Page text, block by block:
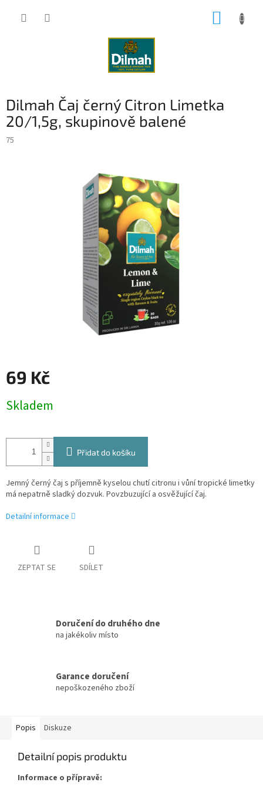
Dilmah Čaj černý Citron Limetka
20/1,5g, skupinově balené
75
69 Kč
cena:
Skladem
Přidat do košíku
Jemný černý čaj s příjemně kyselou chutí citronu i vůní tropické limetky
má nepatrně sladký dozvuk. Povzbuzující a osvěžující čaj.
Detailní informace
ZEPTAT SE SDÍLET
Doručení do druhého dne
na jakékoliv místo
Garance doručení
nepoškozeného zboží
Popis Diskuze
Detailní popis produktu
Informace o přípravě: